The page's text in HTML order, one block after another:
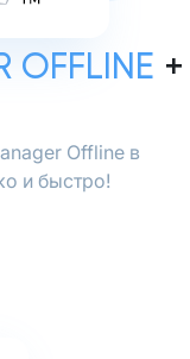
OFFLINE +
Offline в
и быстро!